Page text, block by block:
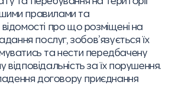
правилами та
про що розміщені на
послуг, зобов’язується їх
та нести передбачену
за їх порушення.
договору приєднання